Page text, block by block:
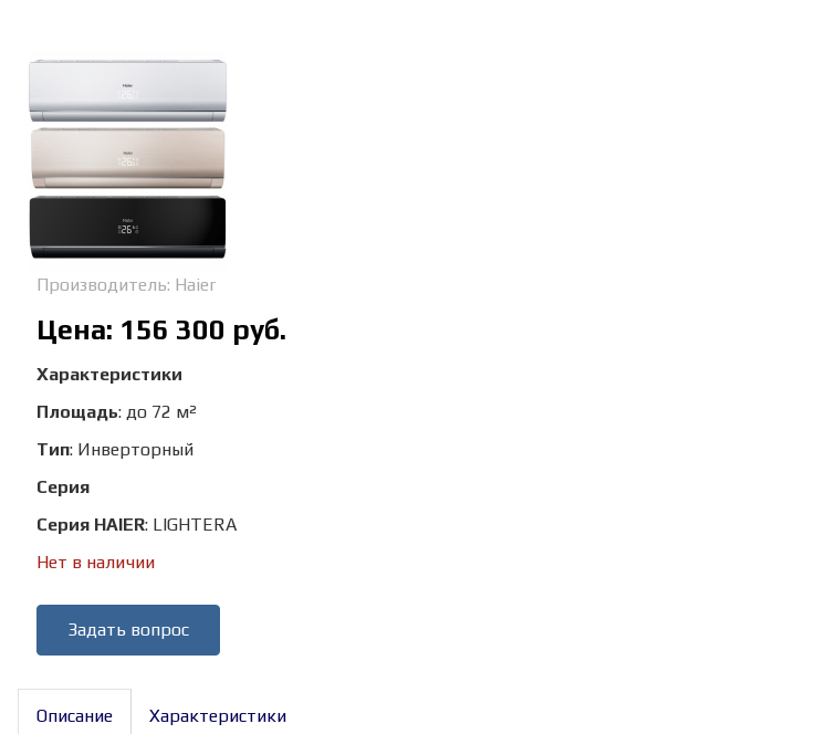
Производитель: Haier
Цена: 156 300 руб.
Характеристики
Площадь: до 72 м²
Тип: Инверторный
Серия
Серия HAIER: LIGHTERA
Нет в наличии
Задать вопрос
Описание
Характеристики